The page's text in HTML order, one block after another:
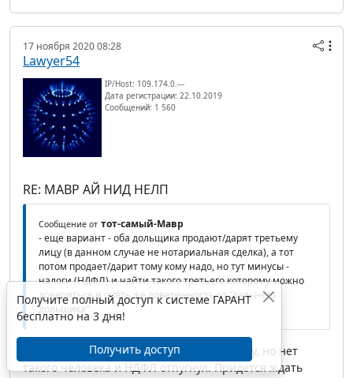
17 ноября 2020 08:28
Lawyer54
IP/Host: 109.174.0.---
Дата регистрации: 22.10.2019
Сообщений: 1 560
RE: МАВР АЙ НИД НЕЛП
Сообщение от тот-самый-Мавр
- еще вариант - оба дольщика продают/дарят третьему
лицу (в данном случае не нотариальная сделка), а тот
потом продает/дарит тому кому надо, но тут минусы -
налоги (НДФЛ) и найти такого третьего которому можно
довериться и опять же доверенность от "дальнего
дольщика"
Да, такой вариант тоже приходил в голову, но нет
такого человека и НДФЛ отпугнул. Придется ждать
Получите полный доступ к системе ГАРАНТ
бесплатно на 3 дня!
Получить доступ